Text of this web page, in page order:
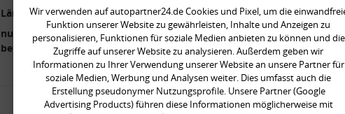
Länge [mm]:
330 mm
nur paarweise austauschen:
benötigte Stückzahl:
2
Wir verwenden auf autopartner24.de Cookies und Pixel, um die
Funktion unserer Website zu gewährleisten, Inhalte und Anzeigen zu
personalisieren, Funktionen für soziale Medien anbieten zu können und die
Zugriffe auf unserer Website zu analysieren. Außerdem geben wir
Informationen zu Ihrer Verwendung unserer Website an unsere Partner für
soziale Medien, Werbung und Analysen weiter. Dies umfasst auch die
Erstellung pseudonymer Nutzungsprofile. Unsere Partner (Google
Advertising Products) führen diese Informationen möglicherweise mit